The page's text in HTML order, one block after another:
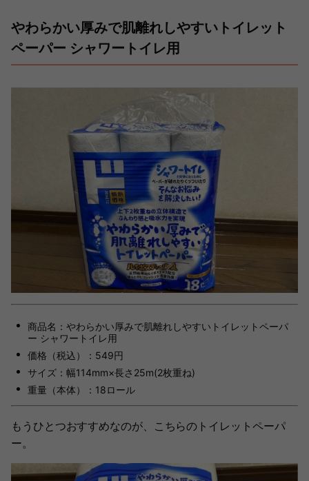
やわらかい厚みで肌離れしやすいトイレット
ペーパー シャワートイレ用
商品名：やわらかい厚みで肌離れしやすいトイレットペーパ
ー シャワートイレ用
価格（税込）：549円
サイズ：幅114mm×長さ25m(2枚重ね)
重量（本体）：18ロール
もうひとつおすすめなのが、こちらのトイレットペーパ
ー。